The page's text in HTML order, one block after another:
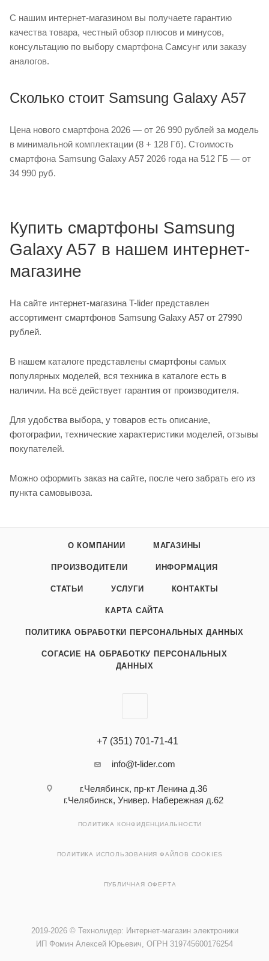
С нашим интернет-магазином вы получаете гарантию
качества товара, честный обзор плюсов и минусов,
консультацию по выбору смартфона Самсунг или заказу
аналогов.
Сколько стоит Samsung Galaxy A57
Цена нового смартфона 2026 — от 26 990 рублей за модель
в минимальной комплектации (8 + 128 Гб). Стоимость
смартфона Samsung Galaxy A57 2026 года на 512 ГБ — от
34 990 руб.
Купить смартфоны Samsung
Galaxy A57 в нашем интернет-
магазине
На сайте интернет-магазина T-lider представлен
ассортимент смартфонов Samsung Galaxy A57 от 27990
рублей.
В нашем каталоге представлены смартфоны самых
популярных моделей, вся техника в каталоге есть в
наличии. На всё действует гарантия от производителя.
Для удобства выбора, у товаров есть описание,
фотографии, технические характеристики моделей, отзывы
покупателей.
Можно оформить заказ на сайте, после чего забрать его из
пункта самовывоза.
О КОМПАНИИ МАГАЗИНЫ
ПРОИЗВОДИТЕЛИ ИНФОРМАЦИЯ
СТАТЬИ УСЛУГИ КОНТАКТЫ
КАРТА САЙТА
ПОЛИТИКА ОБРАБОТКИ ПЕРСОНАЛЬНЫХ ДАННЫХ
СОГАСИЕ НА ОБРАБОТКУ ПЕРСОНАЛЬНЫХ
ДАННЫХ
+7 (351) 701-71-41
info@t-lider.com
г.Челябинск, пр-кт Ленина д.36
г.Челябинск, Универ. Набережная д.62
ПОЛИТИКА КОНФИДЕНЦИАЛЬНОСТИ
ПОЛИТИКА ИСПОЛЬЗОВАНИЯ ФАЙЛОВ COOKIES
ПУБЛИЧНАЯ ОФЕРТА
2019-2026 © Технолидер: Интернет-магазин электроники
ИП Фомин Алексей Юрьевич, ОГРН 319745600176254